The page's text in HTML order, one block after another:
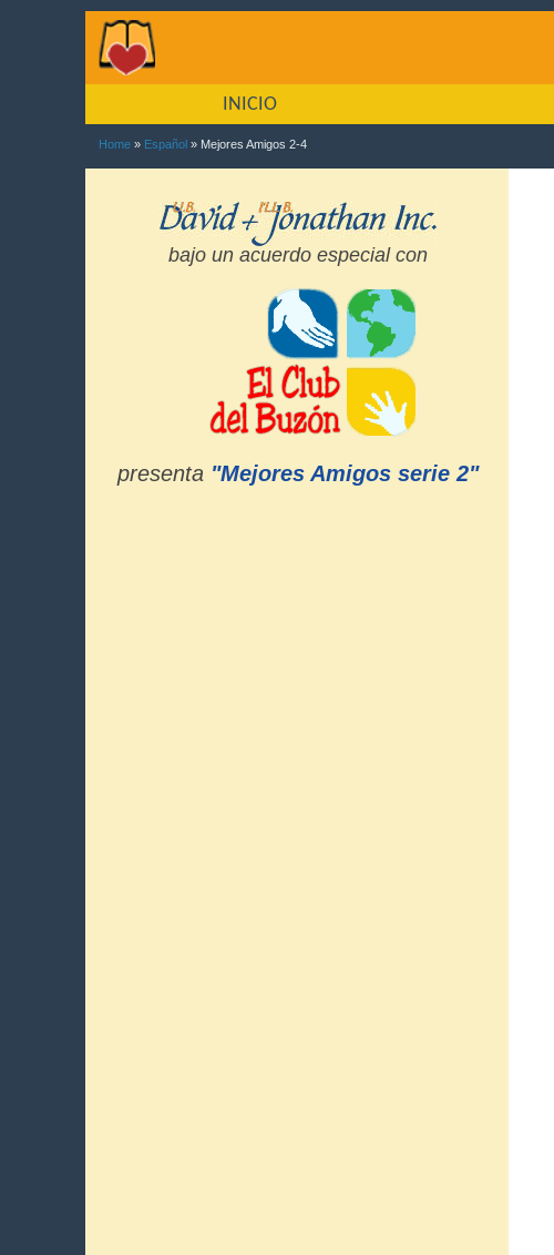
INICIO
Home » Español » Mejores Amigos 2-4
bajo un acuerdo especial con
presenta "Mejores Amigos serie 2"